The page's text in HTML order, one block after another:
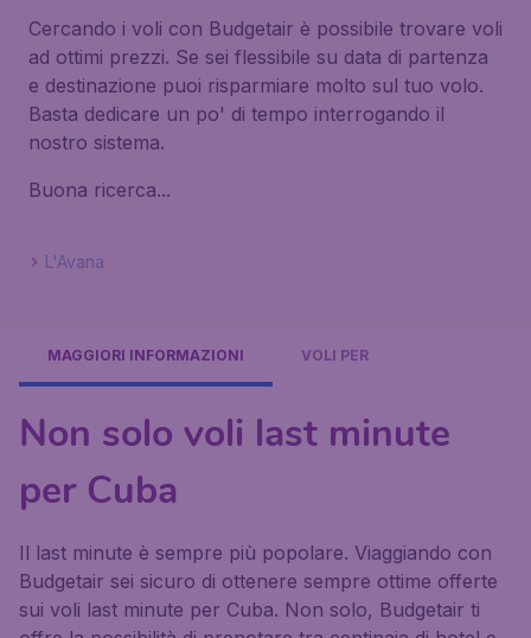
Cercando i voli con Budgetair è possibile trovare voli
ad ottimi prezzi. Se sei flessibile su data di partenza
e destinazione puoi risparmiare molto sul tuo volo.
Basta dedicare un po' di tempo interrogando il
nostro sistema.
Buona ricerca...
L'Avana
MAGGIORI INFORMAZIONI VOLI PER
Non solo voli last minute
per Cuba
Il last minute è sempre più popolare. Viaggiando con
Budgetair sei sicuro di ottenere sempre ottime offerte
sui voli last minute per Cuba. Non solo, Budgetair ti